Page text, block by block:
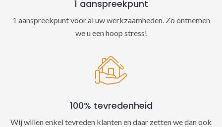
1 aanspreekpunt
1 aanspreekpunt voor al uw werkzaamheden. Zo ontnemen
we u een hoop stress!
100% tevredenheid
Wij willen enkel tevreden klanten en daar zetten we dan ook